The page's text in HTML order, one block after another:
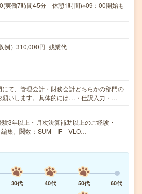
実働7時間45分 休憩1時間)※09：00開始も
例）310,000円+残業代
て、管理会計・財務会計どちらかの部門の
願いします。具体的には…・仕訳入力・…
験3年以上・月次決算補助以上のご経験・
編集。関数：SUM IF VLO…
30代 40代 50代
60代